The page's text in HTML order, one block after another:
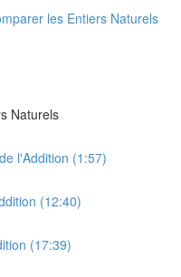
les Entiers Naturels
Naturels
l'Addition (1:57)
(12:40)
(17:39)